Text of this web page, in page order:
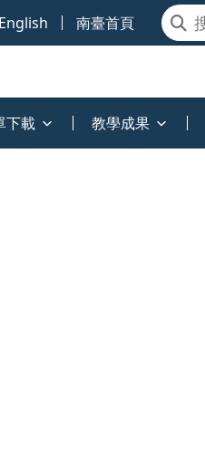
南臺首頁
下載 教學成果